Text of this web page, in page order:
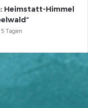
Heimstatt-Himmel
5 Tagen